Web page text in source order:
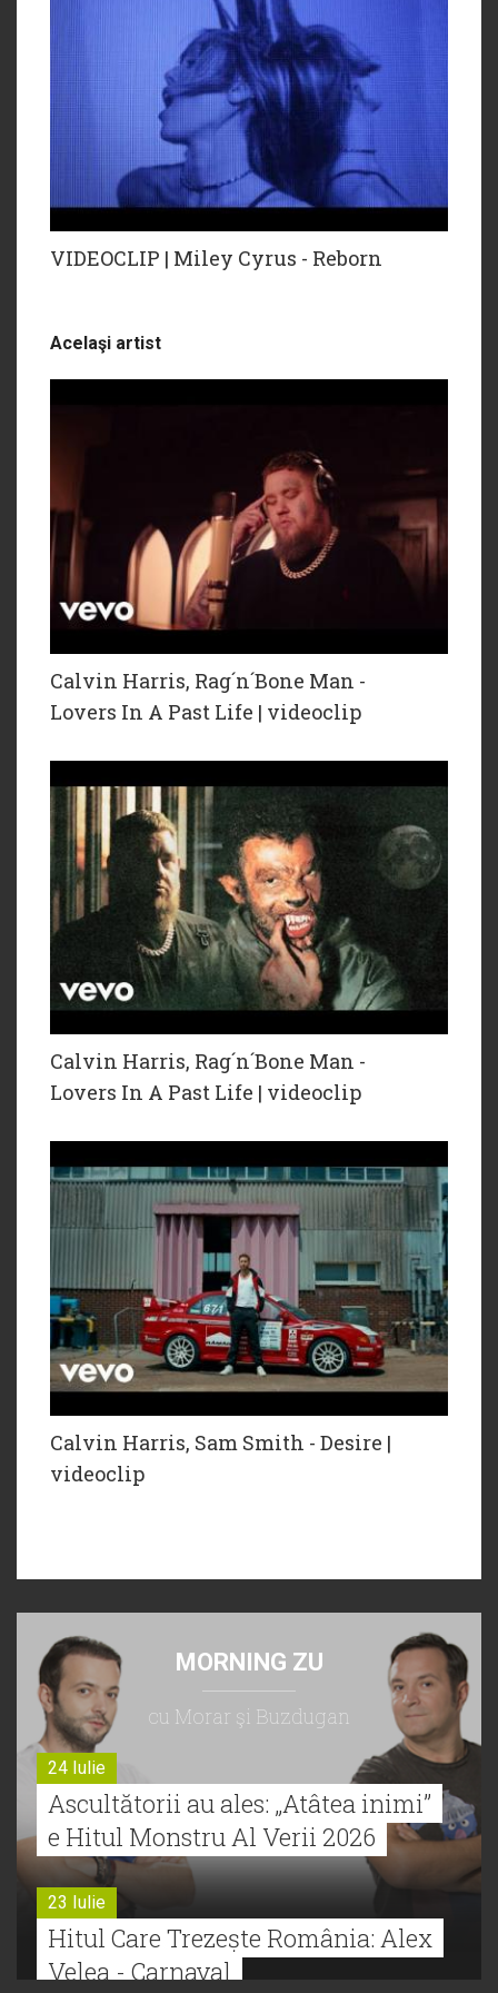
VIDEOCLIP | Miley Cyrus - Reborn
Acelaşi artist
Calvin Harris, Rag´n´Bone Man -
Lovers In A Past Life | videoclip
Calvin Harris, Rag´n´Bone Man -
Lovers In A Past Life | videoclip
Calvin Harris, Sam Smith - Desire |
videoclip
MORNING ZU
cu Morar şi Buzdugan
24 Iulie
Ascultătorii au ales: „Atâtea inimi”
e Hitul Monstru Al Verii 2026
23 Iulie
Hitul Care Trezește România: Alex
Velea - Carnaval